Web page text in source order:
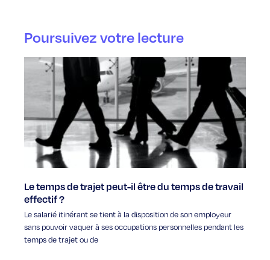
Poursuivez votre lecture
Le temps de trajet peut-il être du temps de travail
effectif ?
Le salarié itinérant se tient à la disposition de son employeur
sans pouvoir vaquer à ses occupations personnelles pendant les
temps de trajet ou de